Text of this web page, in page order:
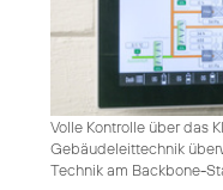
Volle Kontrolle über das
Gebäudeleittechnik
Technik am Backbone-